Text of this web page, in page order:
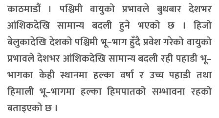
काठमाडौं । पश्चिमी वायुको प्रभावले बुधबार देशभर
आंशिकदेखि सामान्य बदली हुने भएको छ । हिजो
बेलुकादेखि देशको पश्चिमी भू–भाग हुँदै प्रवेश गरेको वायुको
प्रभावले देशभर आंशिकदेखि सामान्य बदली रही पहाडी भू–
भागका केही स्थानमा हल्का वर्षा र उच्च पहाडी तथा
हिमाली भू–भागमा हल्का हिमपातको सम्भावना रहको
बताइएको छ ।